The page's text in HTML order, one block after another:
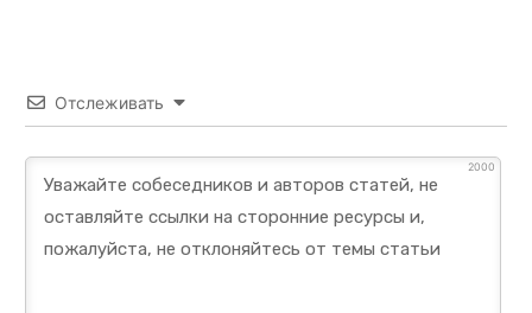
Отслеживать
2000